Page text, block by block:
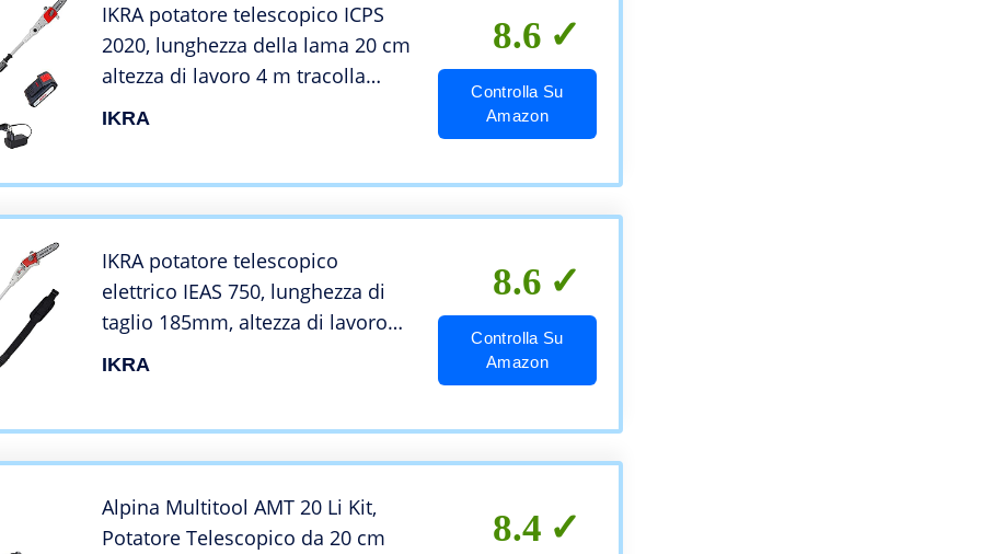
IKRA potatore telescopico ICPS
2020, lunghezza della lama 20 cm
altezza di lavoro 4 m tracolla
durata 40 minuti
IKRA
8.6
Controlla Su
Amazon
IKRA potatore telescopico
elettrico IEAS 750, lunghezza di
taglio 185mm, altezza di lavoro
4m, incl. tracolla, leggero
IKRA
8.6
Controlla Su
Amazon
Alpina Multitool AMT 20 Li Kit,
Potatore Telescopico da 20 cm
8.4